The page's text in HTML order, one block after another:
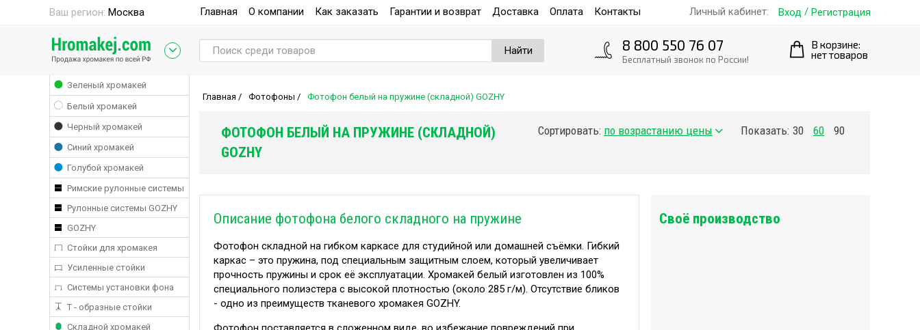
Ваш регион: Москва Главная О компании Как заказать Гарантии и возврат Доставка Оплата Контакты Личный кабинет: Вход / Регистрация
Найти 8 800 550 76 07
Бесплатный звонок по России!
В корзине:
нет товаров
Зеленый хромакей
Белый хромакей
Черный хромакей
Синий хромакей
Голубой хромакей
Римские рулонные системы
Рулонные системы GOZHY
GOZHY
Стойки для хромакея
Усиленные стойки
Системы установки фона
Т - образные стойки
Складной хромакей
Главная / Фотофоны / Фотофон белый на пружине (складной) GOZHY
Сортировать: Показать: 30 60 90
ФОТОФОН БЕЛЫЙ НА ПРУЖИНЕ (СКЛАДНОЙ)
GOZHY
Описание фотофона белого складного на пружине
Фотофон складной на гибком каркасе для студийной или домашней съёмки. Гибкий
каркас – это пружина, под специальным защитным слоем, который увеличивает
прочность пружины и срок её эксплуатации. Хромакей белый изготовлен из 100%
специального полиэстера с высокой плотностью (около 285 г/м). Отсутствие бликов
- одно из преимуществ тканевого хромакея GOZHY.
Своё производство